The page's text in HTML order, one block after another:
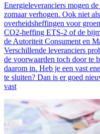
Energieleveranciers mogen
zomaar verhogen. Ook niet
overheidsheffingen voor
CO2-heffing ETS-2 of de
de Autoriteit Consument en
Verschillende leveranciers
de voorwaarden toch door te
daarom in. Heb je een vast
te sluiten? Dan is er goed
vast